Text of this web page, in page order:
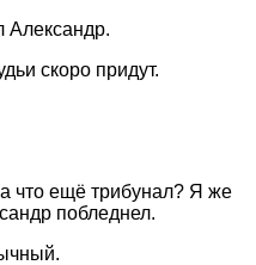
Александр.
скоро придут.
что ещё трибунал? Я же
побледнел.